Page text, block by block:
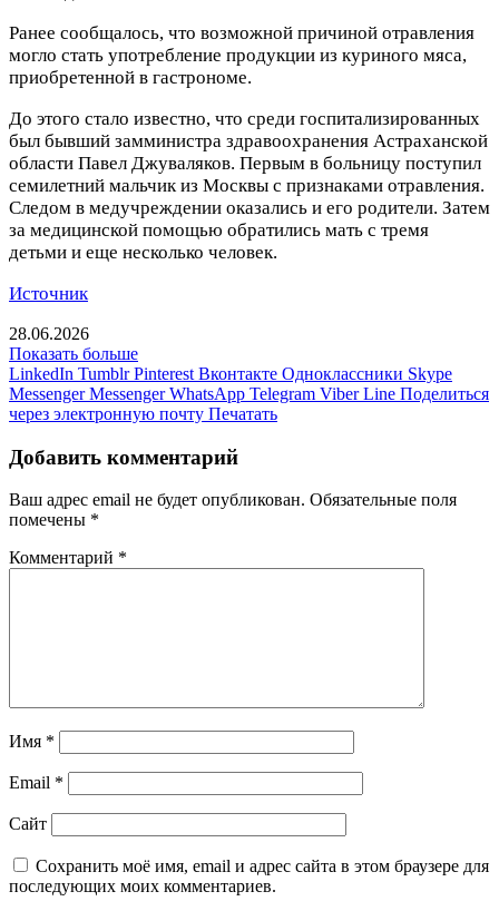
Ранее сообщалось, что возможной причиной отравления
могло стать употребление продукции из куриного мяса,
приобретенной в гастрономе.
До этого стало известно, что среди госпитализированных
был бывший замминистра здравоохранения Астраханской
области Павел Джуваляков. Первым в больницу поступил
семилетний мальчик из Москвы с признаками отравления.
Следом в медучреждении оказались и его родители. Затем
за медицинской помощью обратились мать с тремя
детьми и еще несколько человек.
Источник
28.06.2026
Показать больше
LinkedIn Tumblr Pinterest Вконтакте Одноклассники Skype
Messenger Messenger WhatsApp Telegram Viber Line Поделиться
через электронную почту Печатать
Добавить комментарий
Ваш адрес email не будет опубликован. Обязательные поля
помечены *
Комментарий *
Имя *
Email *
Сайт
Сохранить моё имя, email и адрес сайта в этом браузере для
последующих моих комментариев.